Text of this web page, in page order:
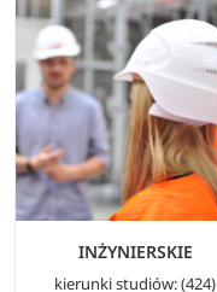
INŻYNIERSKIE
kierunki studiów: (424)